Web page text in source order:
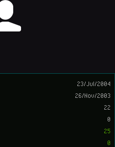
23/Jul/2004
26/Nov/2003
22
0
25
0